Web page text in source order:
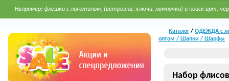
Например: флешки с логотипом, (ветровка, ключи, лампочка) и поиск арт.
Каталог/ ОДЕЖДА с
оптом / Шапки / Шарфы
Набор